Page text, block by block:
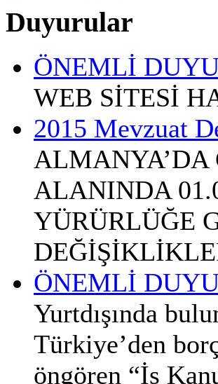
Duyurular
ÖNEMLİ
WEB SİTESİ
2015 Mevzuat
ALANINDA
YÜRÜRLÜĞE
ÖNEMLİ
Yurtdışında
Türkiye’den
öngören “İş